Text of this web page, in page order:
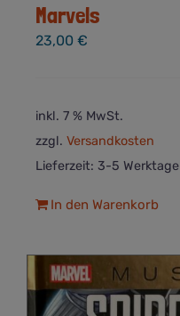
Marvels
23,00 €
inkl. 7 % MwSt.
zzgl. Versandkosten
Lieferzeit: 3-5 Werktage
In den Warenkorb